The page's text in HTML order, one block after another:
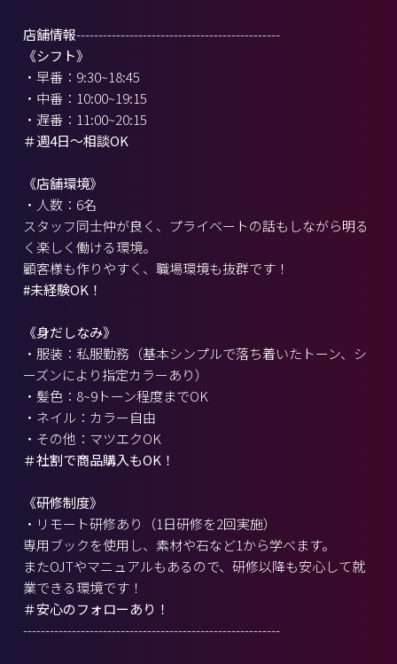
店舗情報----------------------------------------------
《シフト》
・早番：9:30~18:45
・中番：10:00~19:15
・遅番：11:00~20:15
＃週4日～相談OK
《店舗環境》
・人数：6名
スタッフ同士仲が良く、プライベートの話もしながら明る
く楽しく働ける環境。
顧客様も作りやすく、職場環境も抜群です！
#未経験OK！
《身だしなみ》
・服装：私服勤務（基本シンプルで落ち着いたトーン、シ
ーズンにより指定カラーあり）
・髪色：8~9トーン程度までOK
・ネイル：カラー自由
・その他：マツエクOK
＃社割で商品購入もOK！
《研修制度》
・リモート研修あり（1日研修を2回実施）
専用ブックを使用し、素材や石など1から学べます。
またOJTやマニュアルもあるので、研修以降も安心して就
業できる環境です！
＃安心のフォローあり！
----------------------------------------------------------